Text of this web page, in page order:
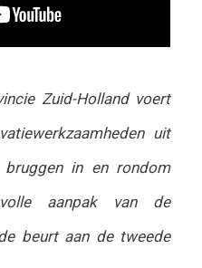
Zuid-Holland voert
uit
bruggen in en rondom
aanpak van de
beurt aan de tweede